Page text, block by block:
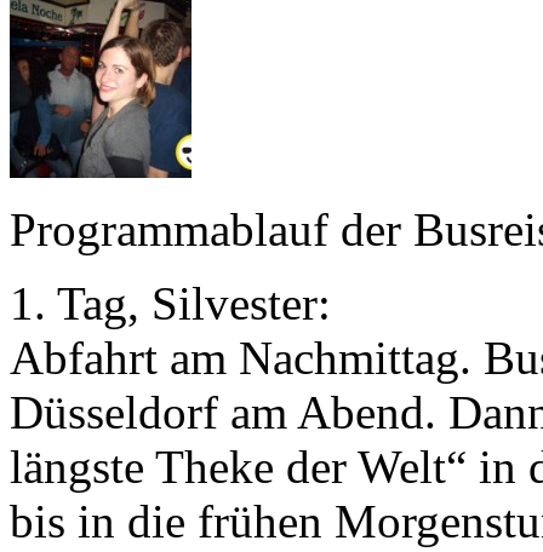
Programmablauf der
1. Tag, Silvester:
Abfahrt am Nachmittag.
Düsseldorf am Abend.
längste Theke der Welt“
bis in die frühen